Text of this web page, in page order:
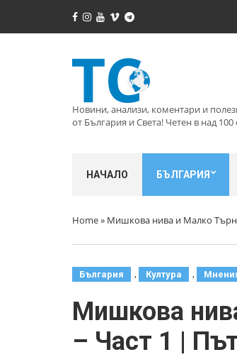
Новини, анализи, коментари и
от България и Света! Четен в над 100
НАЧАЛО БЪЛГАРИЯ
Home» Мишкова нива и Малко
България , Култура ,
Мишкова
– Част 1 |